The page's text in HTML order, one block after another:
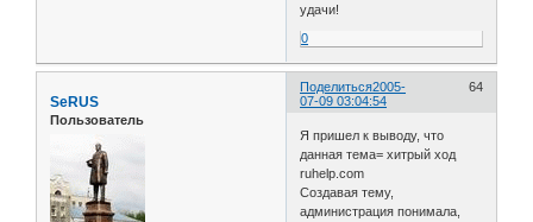
удачи!
0
Поделиться 64
2005-
07-09 03:04:54
SeRUS
Пользователь
Я пришел к выводу, что
данная тема= хитрый ход
ruhelp.com
Создавая тему,
администрация понимала,